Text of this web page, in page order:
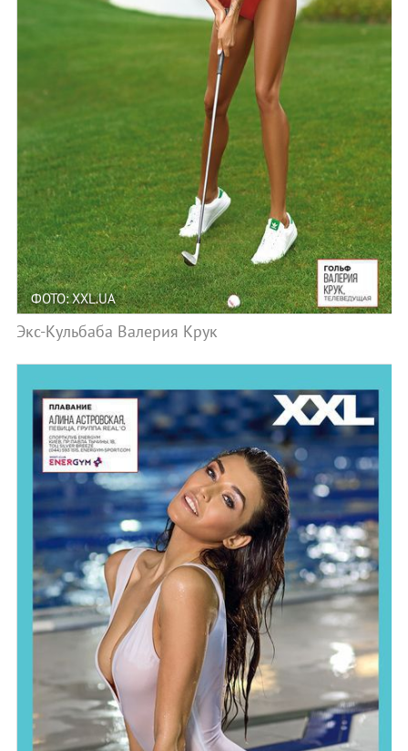
ФОТО: XXL.UA
Экс-Кульбаба Валерия Крук